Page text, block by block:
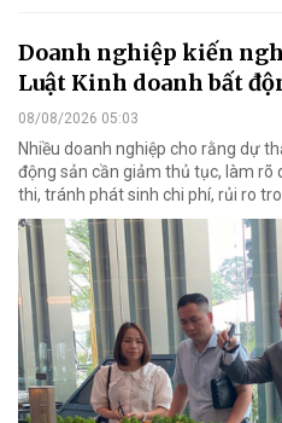
Doanh nghiệp kiến
Luật Kinh doanh bất
08/08/2026 05:03
Nhiều doanh nghiệp cho rằng dự
động sản cần giảm thủ tục, làm rõ
thi, tránh phát sinh chi phí, rủi ro